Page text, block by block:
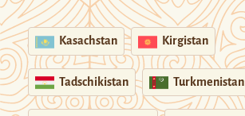
Kasachstan Kirgistan
Tadschikistan Turkmenistan